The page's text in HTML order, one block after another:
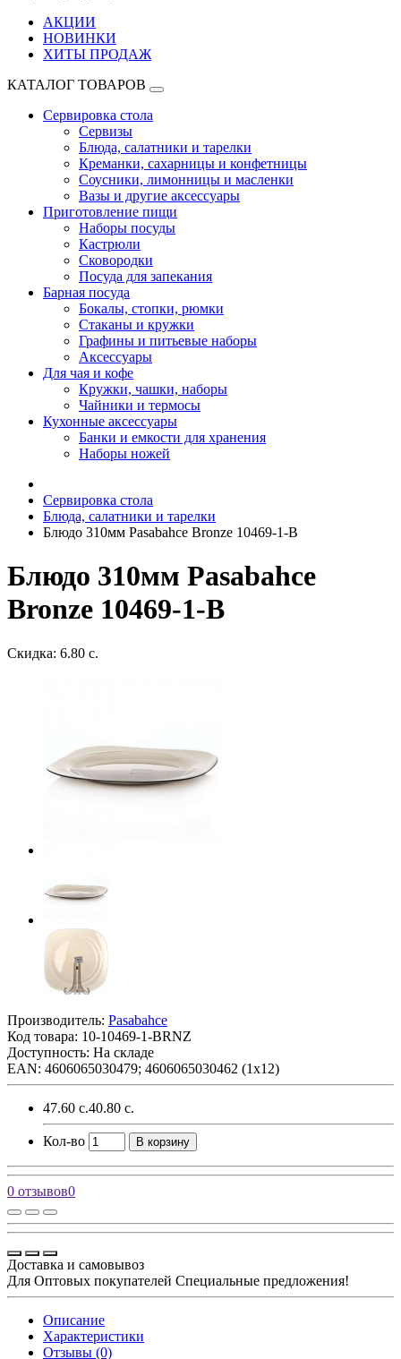
АКЦИИ
НОВИНКИ
ХИТЫ ПРОДАЖ
КАТАЛОГ ТОВАРОВ
Сервировка стола
Сервизы
Блюда, салатники и тарелки
Креманки, сахарницы и конфетницы
Соусники, лимонницы и масленки
Вазы и другие аксессуары
Приготовление пищи
Наборы посуды
Кастрюли
Сковородки
Посуда для запекания
Барная посуда
Бокалы, стопки, рюмки
Стаканы и кружки
Графины и питьевые наборы
Аксессуары
Для чая и кофе
Кружки, чашки, наборы
Чайники и термосы
Кухонные аксессуары
Банки и емкости для хранения
Наборы ножей
Сервировка стола
Блюда, салатники и тарелки
Блюдо 310мм Pasabahce Bronze 10469-1-B
Блюдо 310мм Pasabahce
Bronze 10469-1-B
Скидка: 6.80 с.
Производитель: Pasabahce
Код товара: 10-10469-1-BRNZ
Доступность: На складе
EAN: 4606065030479; 4606065030462 (1х12)
47.60 с.40.80 с.
Кол-во В корзину
0 отзывов0
Доставка и самовывоз
Для Оптовых покупателей Специальные предложения!
Описание
Характеристики
Отзывы (0)